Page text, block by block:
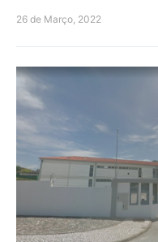
26 de Março, 2022